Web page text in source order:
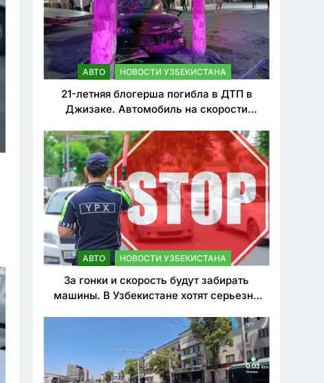
АВТО НОВОСТИ УЗБЕКИСТАНА
21-летняя блогерша погибла в ДТП в
Джизаке. Автомобиль на скорости
АВТО НОВОСТИ УЗБЕКИСТАНА
За гонки и скорость будут забирать
машины. В Узбекистане хотят серьезно